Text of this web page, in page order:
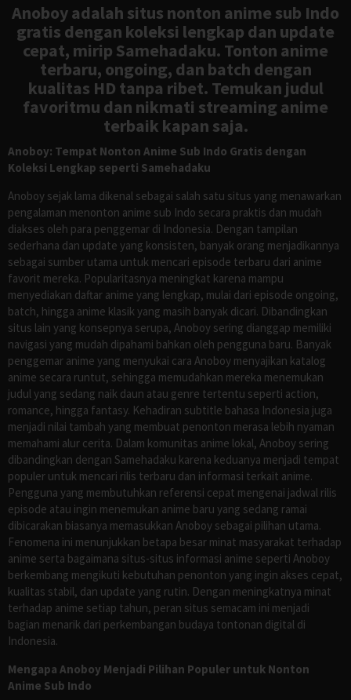
Anoboy adalah situs nonton anime sub Indo
gratis dengan koleksi lengkap dan update
cepat, mirip Samehadaku. Tonton anime
terbaru, ongoing, dan batch dengan
kualitas HD tanpa ribet. Temukan judul
favoritmu dan nikmati streaming anime
terbaik kapan saja.
Anoboy: Tempat Nonton Anime Sub Indo Gratis dengan
Koleksi Lengkap seperti Samehadaku
Anoboy sejak lama dikenal sebagai salah satu situs yang menawarkan
pengalaman menonton anime sub Indo secara praktis dan mudah
diakses oleh para penggemar di Indonesia. Dengan tampilan
sederhana dan update yang konsisten, banyak orang menjadikannya
sebagai sumber utama untuk mencari episode terbaru dari anime
favorit mereka. Popularitasnya meningkat karena mampu
menyediakan daftar anime yang lengkap, mulai dari episode ongoing,
batch, hingga anime klasik yang masih banyak dicari. Dibandingkan
situs lain yang konsepnya serupa, Anoboy sering dianggap memiliki
navigasi yang mudah dipahami bahkan oleh pengguna baru. Banyak
penggemar anime yang menyukai cara Anoboy menyajikan katalog
anime secara runtut, sehingga memudahkan mereka menemukan
judul yang sedang naik daun atau genre tertentu seperti action,
romance, hingga fantasy. Kehadiran subtitle bahasa Indonesia juga
menjadi nilai tambah yang membuat penonton merasa lebih nyaman
memahami alur cerita. Dalam komunitas anime lokal, Anoboy sering
dibandingkan dengan Samehadaku karena keduanya menjadi tempat
populer untuk mencari rilis terbaru dan informasi terkait anime.
Pengguna yang membutuhkan referensi cepat mengenai jadwal rilis
episode atau ingin menemukan anime baru yang sedang ramai
dibicarakan biasanya memasukkan Anoboy sebagai pilihan utama.
Fenomena ini menunjukkan betapa besar minat masyarakat terhadap
anime serta bagaimana situs-situs informasi anime seperti Anoboy
berkembang mengikuti kebutuhan penonton yang ingin akses cepat,
kualitas stabil, dan update yang rutin. Dengan meningkatnya minat
terhadap anime setiap tahun, peran situs semacam ini menjadi
bagian menarik dari perkembangan budaya tontonan digital di
Indonesia.
Mengapa Anoboy Menjadi Pilihan Populer untuk Nonton
Anime Sub Indo